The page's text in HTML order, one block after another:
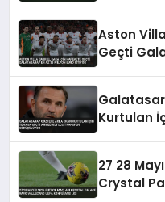
Aston
Geçti
Kurtulan
27 28
Crystal